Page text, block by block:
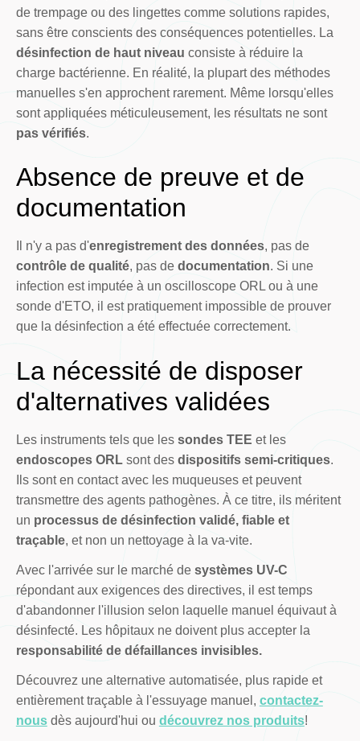
de trempage ou des lingettes comme solutions rapides,
sans être conscients des conséquences potentielles. La
désinfection de haut niveau consiste à réduire la
charge bactérienne. En réalité, la plupart des méthodes
manuelles s'en approchent rarement. Même lorsqu'elles
sont appliquées méticuleusement, les résultats ne sont
pas vérifiés.
Absence de preuve et de
documentation
Il n'y a pas d'enregistrement des données, pas de
contrôle de qualité, pas de documentation. Si une
infection est imputée à un oscilloscope ORL ou à une
sonde d'ETO, il est pratiquement impossible de prouver
que la désinfection a été effectuée correctement.
La nécessité de disposer
d'alternatives validées
Les instruments tels que les sondes TEE et les
endoscopes ORLsont des dispositifs semi-critiques.
Ils sont en contact avec les muqueuses et peuvent
transmettre des agents pathogènes. À ce titre, ils méritent
un processus de désinfection validé, fiable et
traçable, et non un nettoyage à la va-vite.
Avec l'arrivée sur le marché de systèmes UV-C
répondant aux exigences des directives, il est temps
d'abandonner l'illusion selon laquelle manuel équivaut à
désinfecté. Les hôpitaux ne doivent plus accepter la
responsabilité de défaillances invisibles.
Découvrez une alternative automatisée, plus rapide et
entièrement traçable à l'essuyage manuel, contactez-
nousdès aujourd'hui ou découvrez nos produits!